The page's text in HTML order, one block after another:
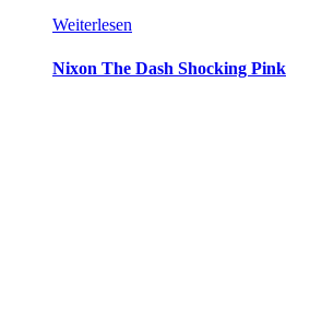
Weiterlesen
Nixon The Dash Shocking Pink